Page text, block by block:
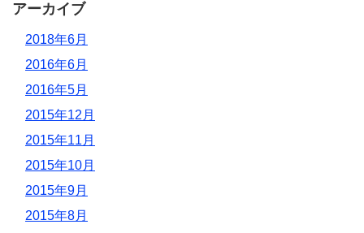
アーカイブ
2018年6月
2016年6月
2016年5月
2015年12月
2015年11月
2015年10月
2015年9月
2015年8月